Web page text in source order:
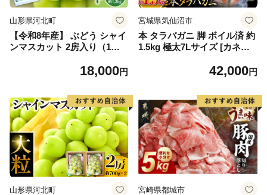
山形県河北町
【令和8年産】 ぶどう シャイ
ンマスカット 2房入り（1房6
産【山形eLab】 ka074-023-r
18,000円
宮城県気仙沼市
本 タラバガニ 脚 ボイル済 約
1.5kg 極太7Lサイズ [カネダ
6] カニ かに 蟹 たらばがに た
42,000円
山形県河北町 宮崎県都城市